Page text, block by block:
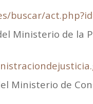
buscar/
Ministerio de la
Ministerio de